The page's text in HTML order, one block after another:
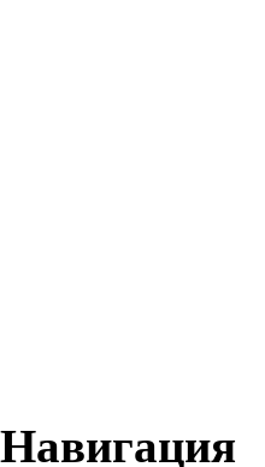
Навигация